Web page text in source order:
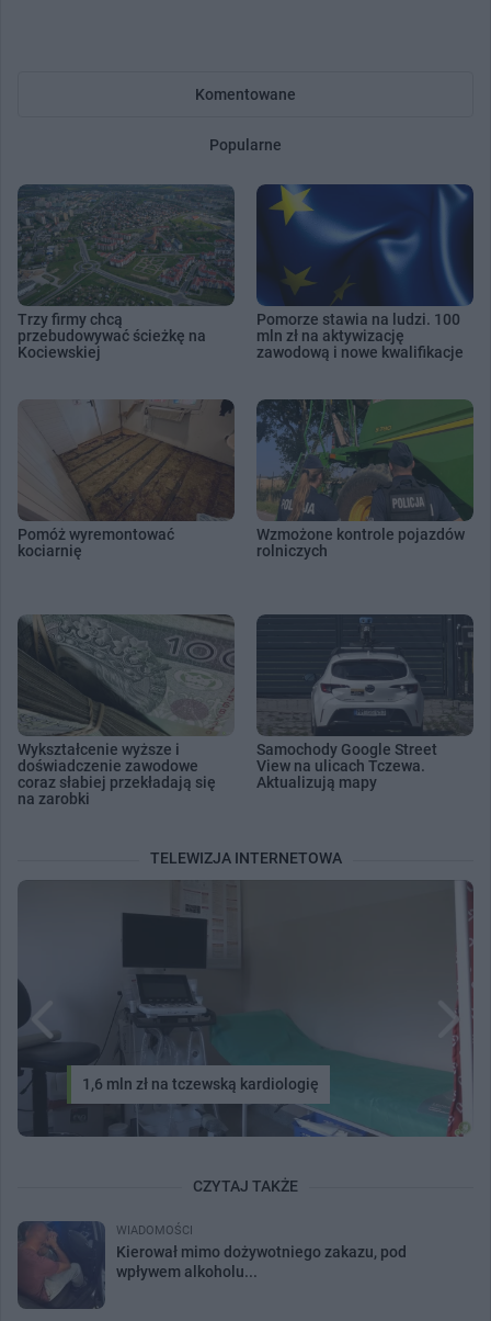
Komentowane
Popularne
Trzy firmy chcą
przebudowywać ścieżkę na
Kociewskiej
Pomorze stawia na ludzi. 100
mln zł na aktywizację
zawodową i nowe kwalifikacje
Pomóż wyremontować
kociarnię
Wzmożone kontrole pojazdów
rolniczych
Wykształcenie wyższe i
doświadczenie zawodowe
coraz słabiej przekładają się
na zarobki
Samochody Google Street
View na ulicach Tczewa.
Aktualizują mapy
TELEWIZJA INTERNETOWA
1,6 mln zł na tczewską kardiologię
CZYTAJ TAKŻE
WIADOMOŚCI
Kierował mimo dożywotniego zakazu, pod
wpływem alkoholu...